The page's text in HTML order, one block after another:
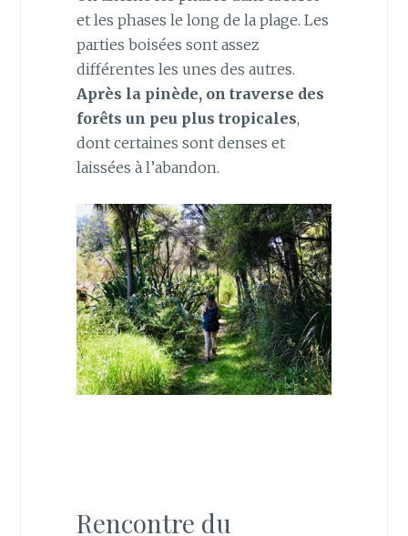
et les phases le long de la plage. Les
parties boisées sont assez
différentes les unes des autres.
Après la pinède, on traverse des
forêts un peu plus tropicales,
dont certaines sont denses et
laissées à l’abandon.
Rencontre du